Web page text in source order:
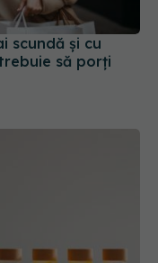
scundă și cu
să porți